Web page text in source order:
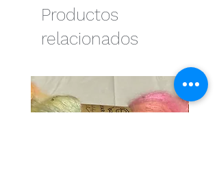
Productos
relacionados